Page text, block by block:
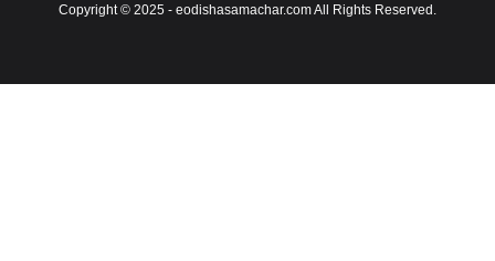
Copyright © 2025 - eodishasamachar.com All Rights Reserved.